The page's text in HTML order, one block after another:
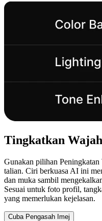
Tingkatkan
Gunakan pilihan
talian. Ciri berkuasa AI ini
dan muka sambil
Sesuai untuk foto profil,
yang memerlukan kejelasan.
Cuba Pengasah Imej